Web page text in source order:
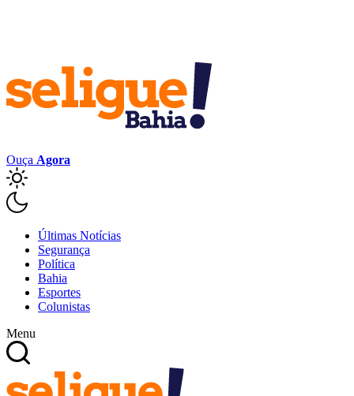
Ouça Agora
Últimas Notícias
Segurança
Política
Bahia
Esportes
Colunistas
Menu